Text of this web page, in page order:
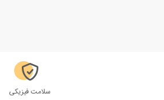
سلامت فیزیکی